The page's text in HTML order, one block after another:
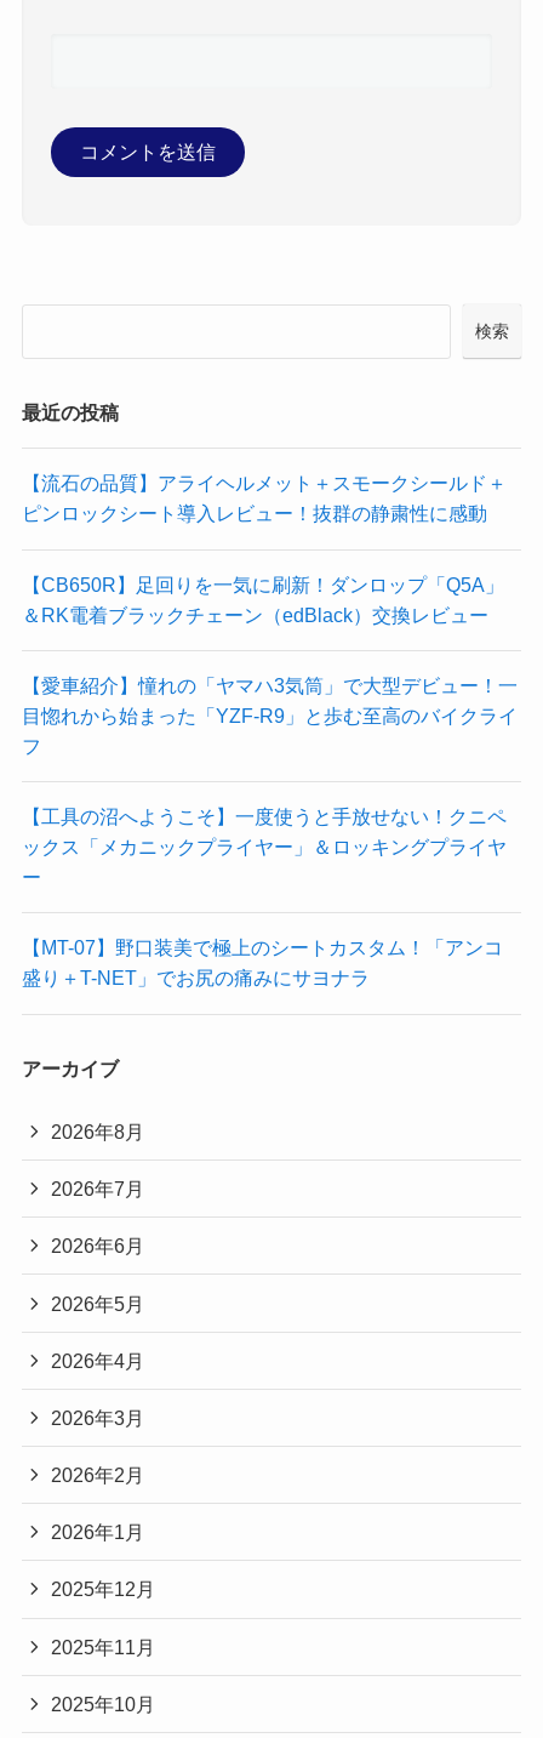
検索
最近の投稿
【流石の品質】アライヘルメット＋スモークシールド＋
ピンロックシート導入レビュー！抜群の静粛性に感動
【CB650R】足回りを一気に刷新！ダンロップ「Q5A」
＆RK電着ブラックチェーン（edBlack）交換レビュー
【愛車紹介】憧れの「ヤマハ3気筒」で大型デビュー！一
目惚れから始まった「YZF-R9」と歩む至高のバイクライ
フ
【工具の沼へようこそ】一度使うと手放せない！クニペ
ックス「メカニックプライヤー」＆ロッキングプライヤ
ー
【MT-07】野口装美で極上のシートカスタム！「アンコ
盛り＋T-NET」でお尻の痛みにサヨナラ
アーカイブ
2026年8月
2026年7月
2026年6月
2026年5月
2026年4月
2026年3月
2026年2月
2026年1月
2025年12月
2025年11月
2025年10月